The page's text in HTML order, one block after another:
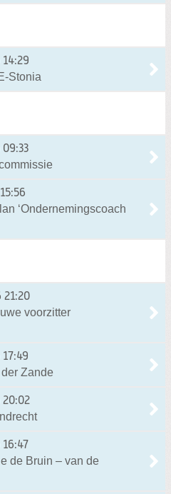
Stonia
‘Ondernemingscoach
voorzitter
Zande
de Bruin – van de